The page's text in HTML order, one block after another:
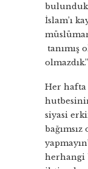
İslam’ı
tanımış
olmazdık.”
Her
siyasi
herhangi